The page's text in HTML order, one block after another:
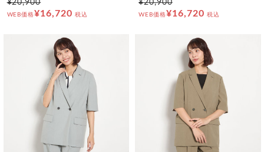
¥20,900
WEB価格¥16,720 税込
¥20,900
WEB価格¥16,720 税込